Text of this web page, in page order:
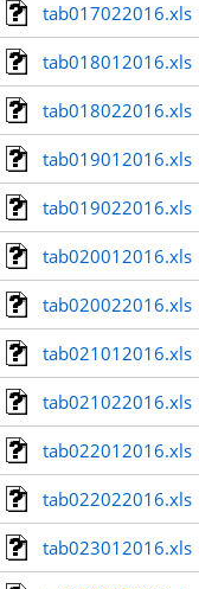
tab017022016.xls
tab018012016.xls
tab018022016.xls
tab019012016.xls
tab019022016.xls
tab020012016.xls
tab020022016.xls
tab021012016.xls
tab021022016.xls
tab022012016.xls
tab022022016.xls
tab023012016.xls